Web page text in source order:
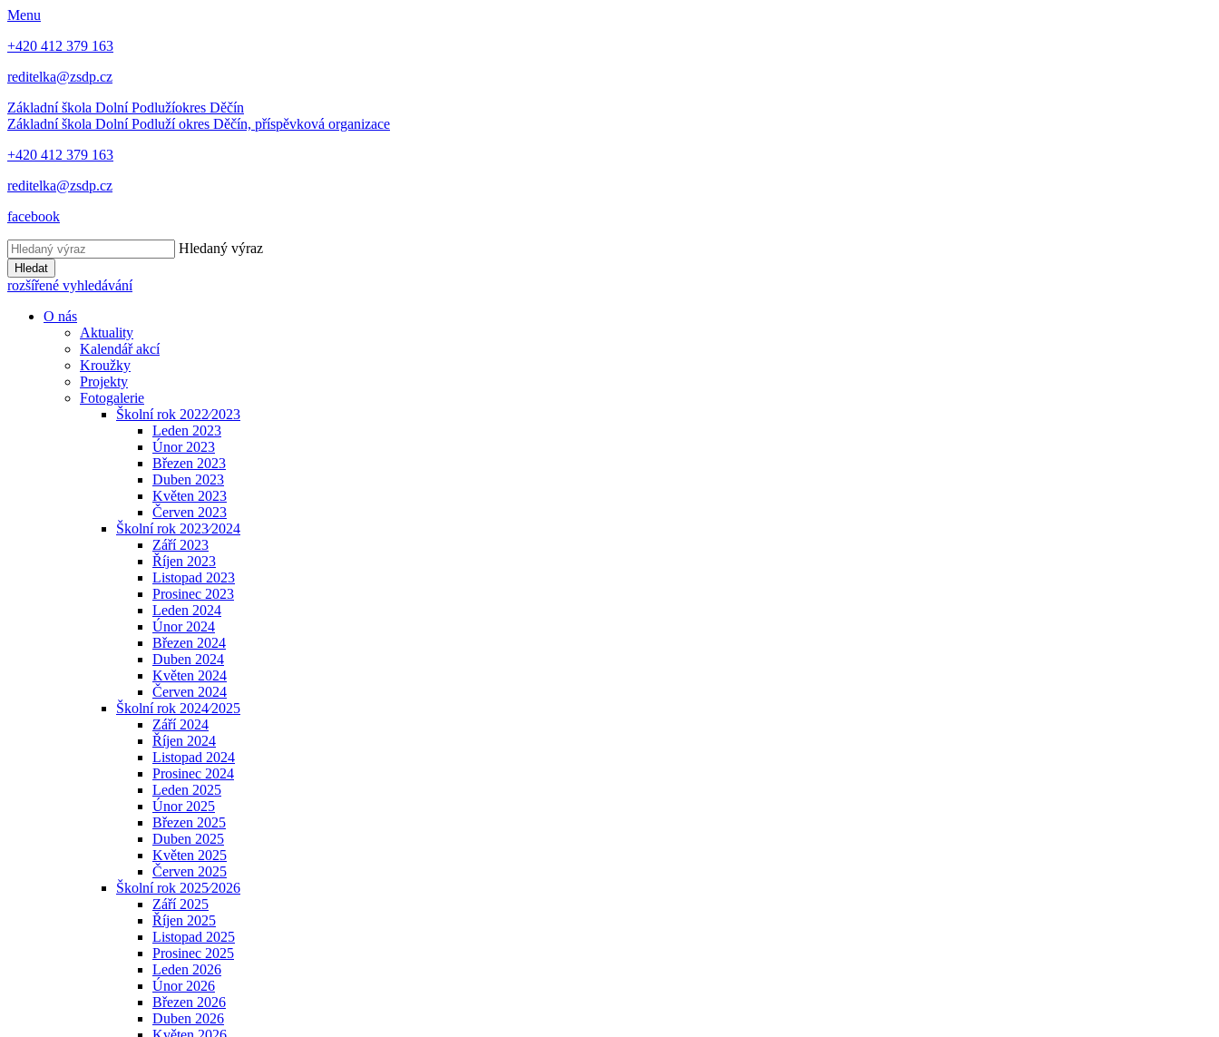
Menu
+420 412 379 163
reditelka@zsdp.cz
Základní škola Dolní Podlužíokres Děčín
Základní škola Dolní Podlužíokres Děčín, příspěvková organizace
+420 412 379 163
reditelka@zsdp.cz
facebook
Hledaný výraz
Hledat
rozšířené vyhledávání
O nás
Aktuality
Kalendář akcí
Kroužky
Projekty
Fotogalerie
Školní rok 2022⁄2023
Leden 2023
Únor 2023
Březen 2023
Duben 2023
Květen 2023
Červen 2023
Školní rok 2023⁄2024
Září 2023
Říjen 2023
Listopad 2023
Prosinec 2023
Leden 2024
Únor 2024
Březen 2024
Duben 2024
Květen 2024
Červen 2024
Školní rok 2024⁄2025
Září 2024
Říjen 2024
Listopad 2024
Prosinec 2024
Leden 2025
Únor 2025
Březen 2025
Duben 2025
Květen 2025
Červen 2025
Školní rok 2025⁄2026
Září 2025
Říjen 2025
Listopad 2025
Prosinec 2025
Leden 2026
Únor 2026
Březen 2026
Duben 2026